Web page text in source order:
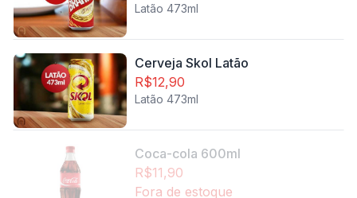
Latão 473ml
Cerveja Skol Latão
R$12,90
Latão 473ml
Coca-cola 600ml
R$11,90
Fora de estoque